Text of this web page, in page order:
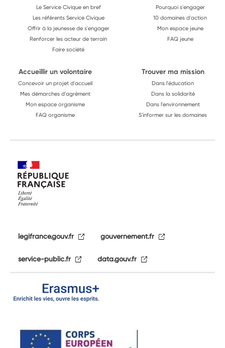
Le Service Civique en bref
Les référents Service Civique
Offrir à la jeunesse de s'engager
Renforcer les acteur de terrain
Faire société
Pourquoi s'engager
10 domaines d'action
Mon espace jeune
FAQ jeune
Accueillir un volontaire
Concevoir un projet d'accueil
Mes démarches d'agrément
Mon espace organisme
FAQ organisme
Trouver ma mission
Dans l'éducation
Dans la solidarité
Dans l'environnement
S'informer sur les domaines
legifrance.gouv.fr gouvernement.fr
service-public.fr data.gouv.fr